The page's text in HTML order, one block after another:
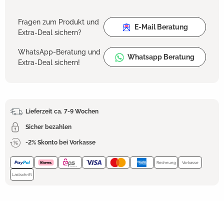
Fragen zum Produkt und
Extra-Deal sichern?
E-Mail Beratung
WhatsApp-Beratung und
Extra-Deal sichern!
Whatsapp Beratung
Lieferzeit ca. 7-9 Wochen
Sicher bezahlen
-2% Skonto bei Vorkasse
Rechnung Vorkasse
Lastschrift